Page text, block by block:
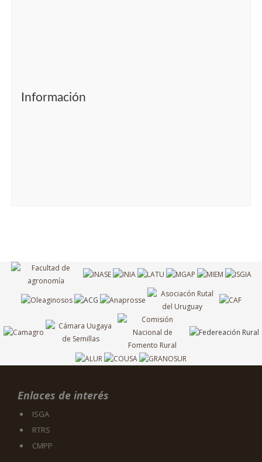
Información
Enlaces de interés
ISGA
RTRS
CMPP